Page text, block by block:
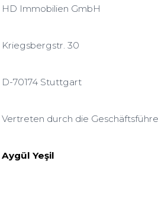
HD Immobilien GmbH
Kriegsbergstr. 30
D-70174 Stuttgart
Vertreten durch die
Aygül Yeşil